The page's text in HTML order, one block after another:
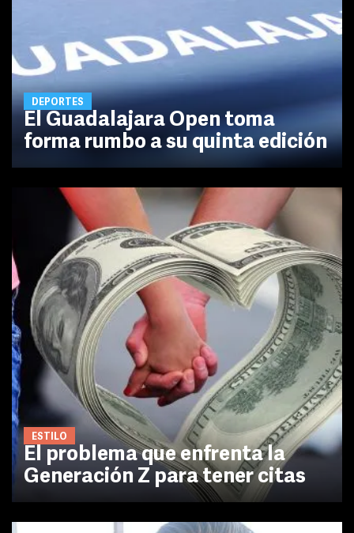
DEPORTES
El Guadalajara Open toma
forma rumbo a su quinta edición
ESTILO
El problema que enfrenta la
Generación Z para tener citas